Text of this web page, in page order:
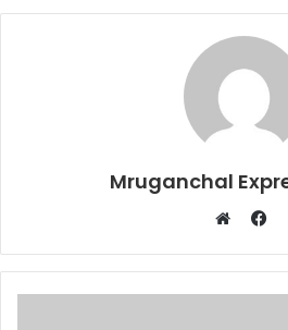
Mruganchal